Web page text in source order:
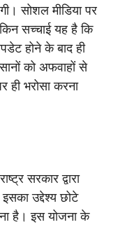
सोशल मीडिया पर
सच्चाई यह है कि
होने के बाद ही
को अफवाहों से
ही भरोसा करना
सरकार द्वारा
उद्देश्य छोटे
है। इस योजना के